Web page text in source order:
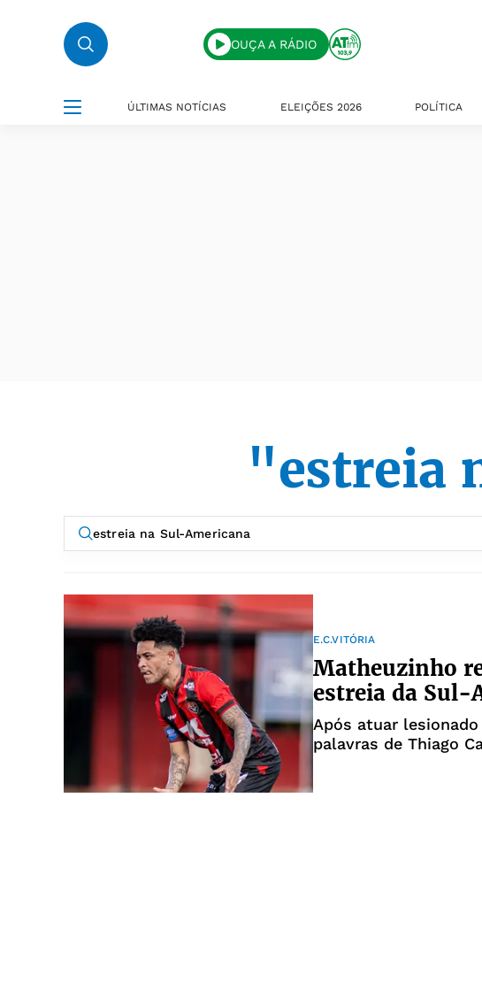
OUÇA A RÁDIO
ÚLTIMAS NOTÍCIAS ELEIÇÕES 2026 POLÍTICA
"estreia
E.C.VITÓRIA
Matheuzinho
estreia da Sul-
Após atuar
palavras de Thiago